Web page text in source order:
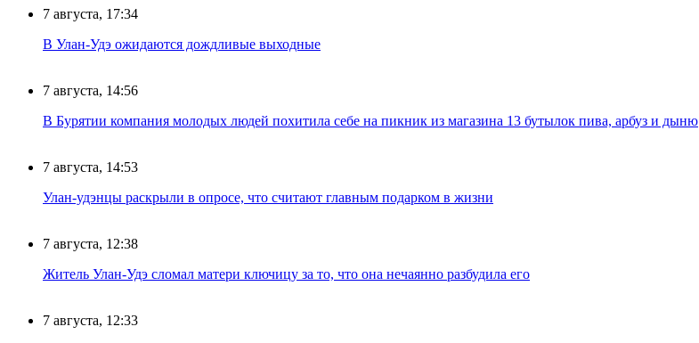
7 августа, 17:34
В Улан-Удэ ожидаются дождливые выходные
7 августа, 14:56
В Бурятии компания молодых людей похитила себе на пикник из магазина 13 бутылок пива, арбуз и дыню
7 августа, 14:53
Улан-удэнцы раскрыли в опросе, что считают главным подарком в жизни
7 августа, 12:38
Житель Улан-Удэ сломал матери ключицу за то, что она нечаянно разбудила его
7 августа, 12:33